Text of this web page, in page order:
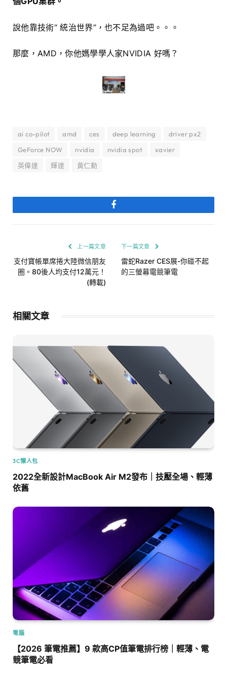
說他靠技術“ 統治世界”，也不足為過吧。。。
那麼，AMD，你他媽學學人家NVIDIA 好嗎？
ai co-pilot amd ces deep learning
driver px2
GeForce NOW
nvidia nvidia spot
xavier
英偉達
輝達 黃仁勳
Facebook
上一篇文章
支付寶帳單席捲大陸微信朋友
圈。80後人均支付12萬元！
(轉載)
下一篇文章
雷蛇Razer CES展-你碰不起
的三螢幕電競筆電
相關文章
3C懶人包
2022全新設計MacBook Air M2發布｜技壓全場、輕薄
依舊
電腦
【2026 筆電推薦】9 款高CP值筆電排行榜｜輕薄、電
競筆電必看